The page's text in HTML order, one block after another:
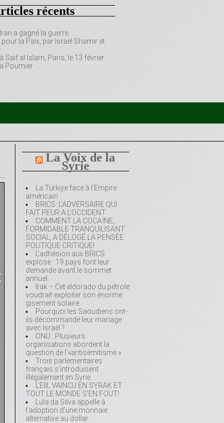
récents
a gagné la guerre
pour la Paix, par Israël Shamir et
Saif al Islam, Paris, le 13 février
Poumier
La Voix de la
Syrie
La Türkiye face à l’Empire
américain
BRICS: L’ADVERSAIRE QUI
FAIT PEUR A L’OCCIDENT
COMMENT LA COCAÏNE,
FORMIDABLE TRANQUILISANT
SOCIAL, A DÉLOGÉ LA PENSÉE
POLITIQUE CRITIQUE!
L’adhésion aux BRICS
explose : 19 pays font leur
demande avant le sommet
annuel
Irak – Cet eldorado du pétrole
voudrait exploiter son énorme
gisement solaire
Pourquoi les Saoudiens ont-
ils décommandé leur mariage
avec Israël ?
ONU : Plusieurs
organisations abordent la
question de l’«antisémitisme »
Trois parlementaires
français s’introduisent
illégalement en Syrie
L’EIIL VAINCU EN SYRAK ET
TOUT LE MONDE S’EN FOUT!
Lula da Silva appelle à
l’adoption d’une monnaie
alternative au dollar